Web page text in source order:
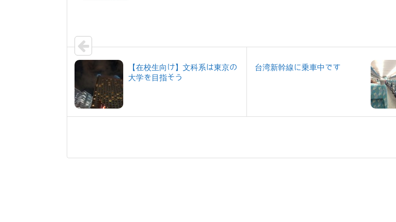
【在校生向け】文科系は東京の
大学を目指そう
台湾新幹線に乗車中です